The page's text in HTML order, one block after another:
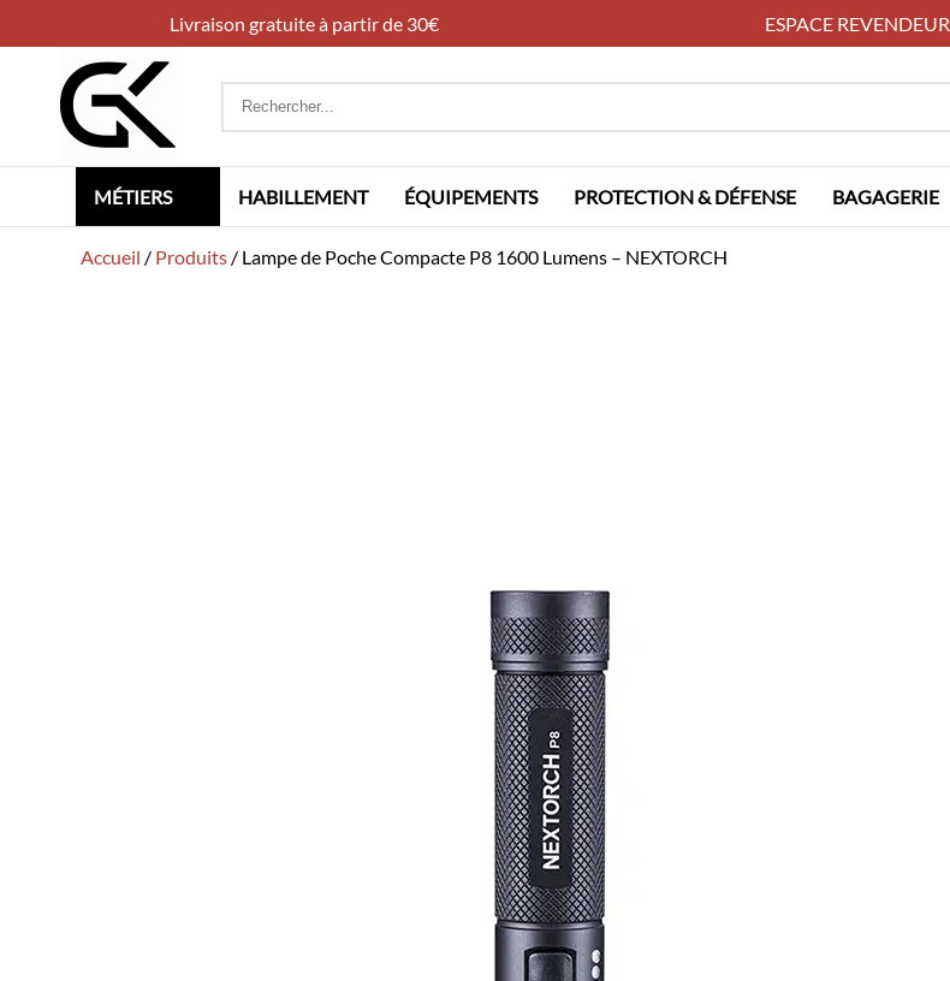
Livraison gratuite à partir de 30€ ESPACE REVENDEUR
Rechercher
MÉTIERS HABILLEMENT ÉQUIPEMENTS PROTECTION & DÉFENSE BAGAGERIE
Accueil / Produits / Lampe de Poche Compacte P8 1600 Lumens – NEXTORCH